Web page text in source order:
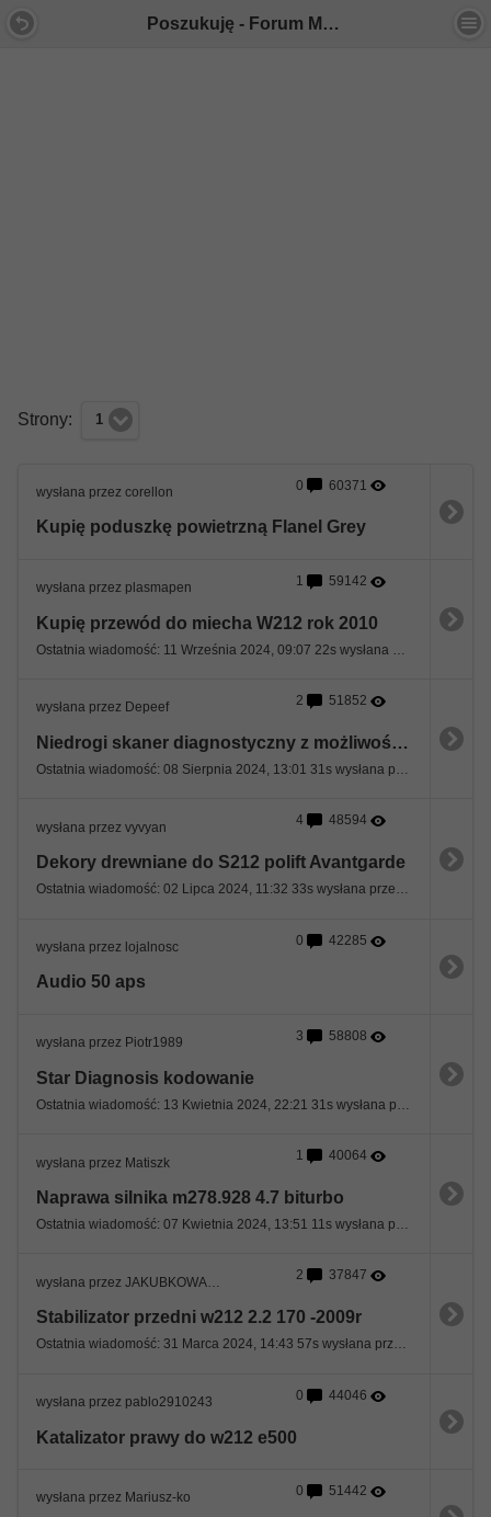
Poszukuję - Forum Mercedes E-Klasa
Strony: 1
wysłana przez corellon 0 60371
Kupię poduszkę powietrzną Flanel Grey
wysłana przez plasmapen 1 59142
Kupię przewód do miecha W212 rok 2010
wysłana przez Depeef 2 51852
Niedrogi skaner diagnostyczny z możliwością kodowania
Ostatnia wiadomość: 08 Sierpnia 2024, 13:01 31s wysłana przez Depeef
wysłana przez vyvyan 4 48594
Dekory drewniane do S212 polift Avantgarde
Ostatnia wiadomość: 02 Lipca 2024, 11:32 33s wysłana przez vyvyan
wysłana przez lojalnosc 0 42285
Audio 50 aps
wysłana przez Piotr1989 3 58808
Star Diagnosis kodowanie
wysłana przez Matiszk 1 40064
Naprawa silnika m278.928 4.7 biturbo
Ostatnia wiadomość: 07 Kwietnia 2024, 13:51 11s wysłana przez W212
wysłana przez JAKUBKOWALSKI 2 37847
Stabilizator przedni w212 2.2 170 -2009r
Ostatnia wiadomość: 31 Marca 2024, 14:43 57s wysłana przez JAKUBKOWALSKI
wysłana przez pablo2910243 0 44046
Katalizator prawy do w212 e500
wysłana przez Mariusz-ko 0 51442